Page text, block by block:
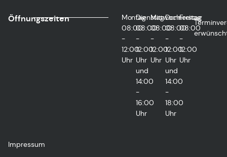
Öffnungszeiten
Montag
08:00
-
12:00
Uhr
Dienstag
08:00
-
12:00
Uhr
und
14:00
-
16:00
Uhr
Mittwoch
08:00
-
12:00
Uhr
Donnerstag
08:00
-
12:00
Uhr
und
14:00
-
18:00
Uhr
Freitag
08:00
-
12:00
Uhr
Impressum